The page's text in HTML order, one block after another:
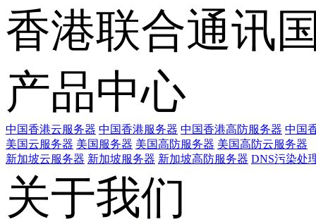
香港联合通讯
产品中心
中国香港云服务器 中国香港服务器 中国香港高防服务器 中国
美国云服务器 美国服务器 美国高防服务器 美国高防云服务器
新加坡云服务器 新加坡服务器 新加坡高防服务器 DNS污染处
关于我们